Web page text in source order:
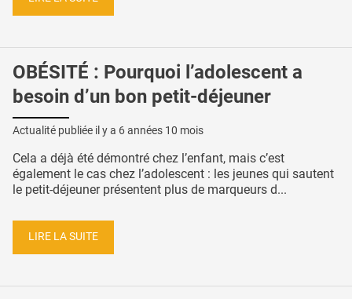
OBÉSITÉ : Pourquoi l’adolescent a
besoin d’un bon petit-déjeuner
Actualité publiée il y a 6 années 10 mois
Cela a déjà été démontré chez l’enfant, mais c’est
également le cas chez l’adolescent : les jeunes qui sautent
le petit-déjeuner présentent plus de marqueurs d...
LIRE LA SUITE